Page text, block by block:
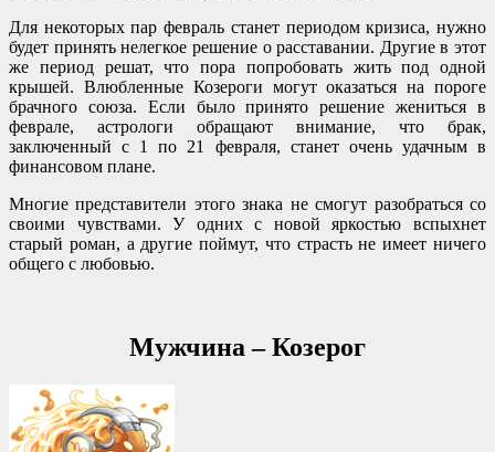
Для некоторых пар февраль станет периодом кризиса, нужно
будет принять нелегкое решение о расставании. Другие в этот
же период решат, что пора попробовать жить под одной
крышей. Влюбленные Козероги могут оказаться на пороге
брачного союза. Если было принято решение жениться в
феврале, астрологи обращают внимание, что брак,
заключенный с 1 по 21 февраля, станет очень удачным в
финансовом плане.
Многие представители этого знака не смогут разобраться со
своими чувствами. У одних с новой яркостью вспыхнет
старый роман, а другие поймут, что страсть не имеет ничего
общего с любовью.
Мужчина – Козерог